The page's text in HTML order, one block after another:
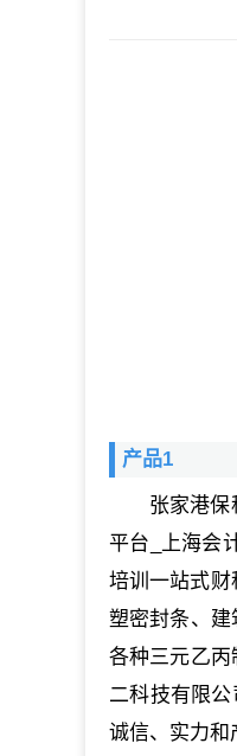
产品1
张家港
平台_上海会
培训一站式财
塑密封条、建
各种三元乙
二科技有限
诚信、实力和